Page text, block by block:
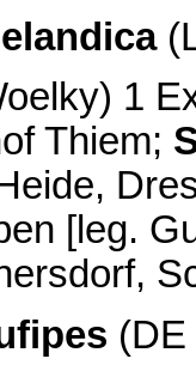
1
Thiem;
[leg.